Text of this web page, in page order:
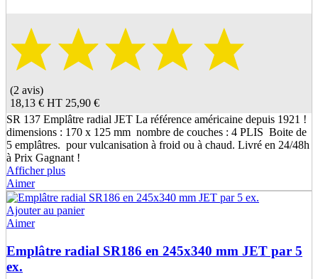
(2 avis)
18,13 € HT 25,90 €
SR 137 Emplâtre radial JET La référence américaine depuis 1921 !
dimensions : 170 x 125 mm nombre de couches : 4 PLIS Boite de
5 emplâtres. pour vulcanisation à froid ou à chaud. Livré en 24/48h
à Prix Gagnant !
Afficher plus
Aimer
Ajouter au panier
Aimer
Emplâtre radial SR186 en 245x340 mm JET par 5
ex.